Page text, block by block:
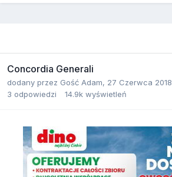
Concordia Generali
dodany przez Gość Adam, 27 Czerwca 2018
3 odpowiedzi 14.9k wyświetleń